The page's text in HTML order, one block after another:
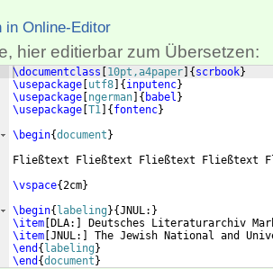
in Online-Editor
hier editierbar zum Übersetzen:
\documentclass 10pt,a4paper { scrbook}
\usepackage utf8 { inputenc}
\usepackage ngerman { babel }
\usepackage T1 { fontenc}
\begin{document }
Fließtext Fließtext Fließtext Fließtext
\vspace{2cm}
\begin{ labeling }{JNUL: }
\item
DLA:
Deutsches Literaturarchiv
\item JNUL:
The Jewish National and
\end { labeling }
\end {document }